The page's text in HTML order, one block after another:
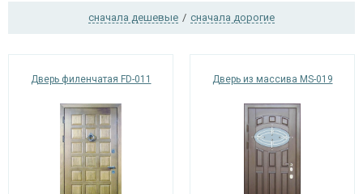
Покупателям
Контакты
Ежедневно с 08:00 до 24:00
сначала дешевые / сначала дорогие
Дверь филенчатая FD-011 Дверь из массива MS-019